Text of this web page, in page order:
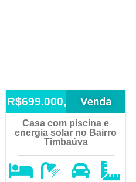
R$699.000,00 Venda
Casa com piscina e
energia solar no Bairro
Timbaúva